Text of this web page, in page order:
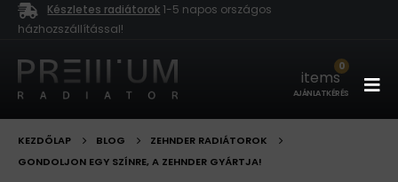
Készletes radiátorok 1-5 napos országos
házhozszállítással!
0
items
AJÁNLATKÉRÉS
KEZDŐLAP BLOG
ZEHNDER RADIÁTOROK
GONDOLJON EGY SZÍNRE, A ZEHNDER GYÁRTJA!